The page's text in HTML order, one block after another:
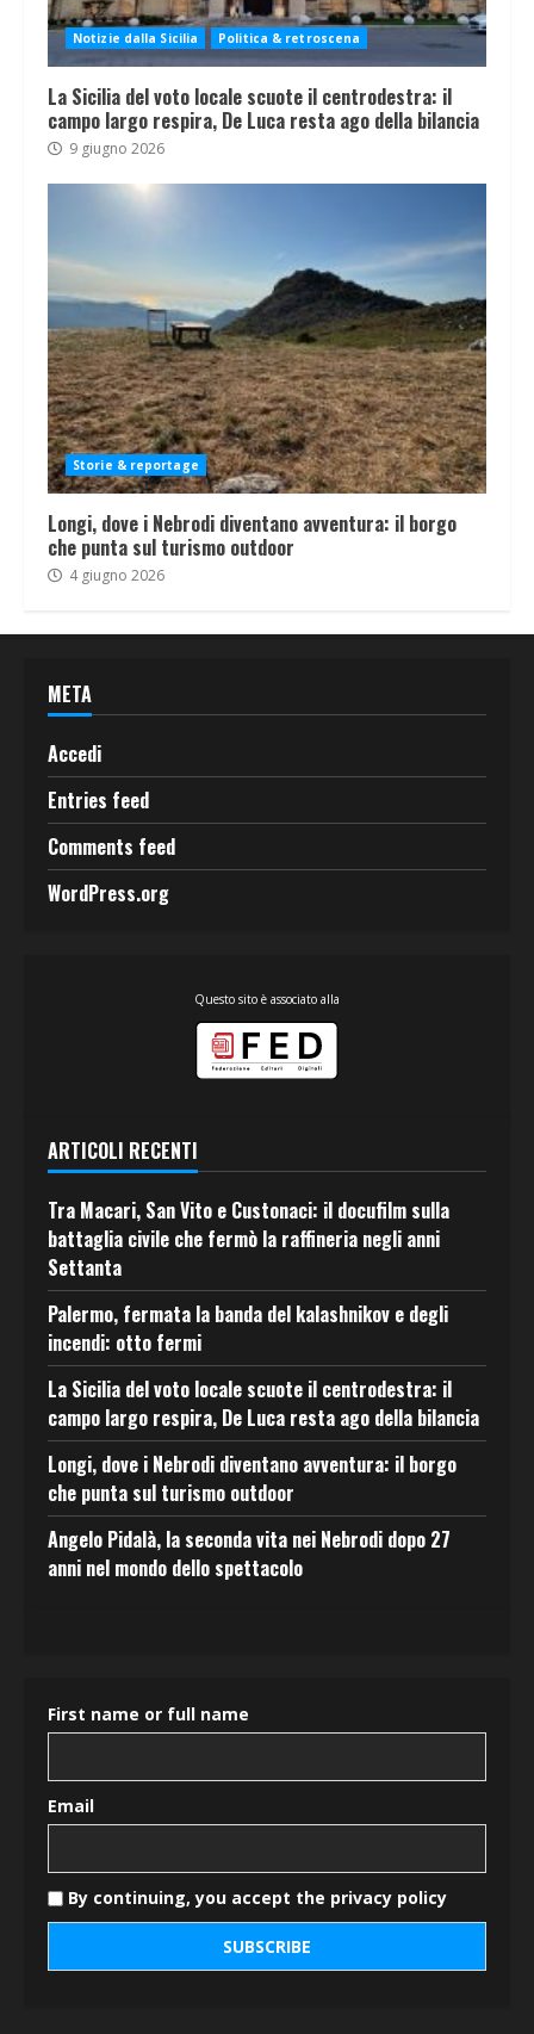
Notizie dalla Sicilia Politica & retroscena
La Sicilia del voto locale scuote il centrodestra: il
campo largo respira, De Luca resta ago della bilancia
9 giugno 2026
Storie & reportage
Longi, dove i Nebrodi diventano avventura: il borgo
che punta sul turismo outdoor
4 giugno 2026
META
Accedi
Entries feed
Comments feed
WordPress.org
Questo sito è associato alla
ARTICOLI RECENTI
Tra Macari, San Vito e Custonaci: il docufilm sulla
battaglia civile che fermò la raffineria negli anni
Settanta
Palermo, fermata la banda del kalashnikov e degli
incendi: otto fermi
La Sicilia del voto locale scuote il centrodestra: il
campo largo respira, De Luca resta ago della bilancia
Longi, dove i Nebrodi diventano avventura: il borgo
che punta sul turismo outdoor
Angelo Pidalà, la seconda vita nei Nebrodi dopo 27
anni nel mondo dello spettacolo
First name or full name
Email
By continuing, you accept the privacy policy